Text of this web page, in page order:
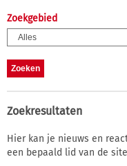
Zoekgebied
Zoekresultaten
Hier kan je nieuws en
een bepaald lid van de